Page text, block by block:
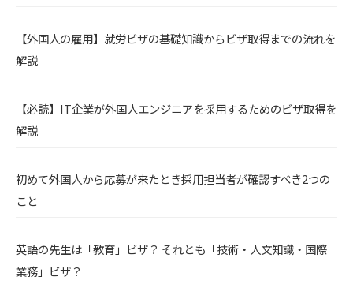
【外国人の雇用】就労ビザの基礎知識からビザ取得までの流れを
解説
【必読】IT企業が外国人エンジニアを採用するためのビザ取得を
解説
初めて外国人から応募が来たとき採用担当者が確認すべき2つの
こと
英語の先生は「教育」ビザ？ それとも「技術・人文知識・国際
業務」ビザ？